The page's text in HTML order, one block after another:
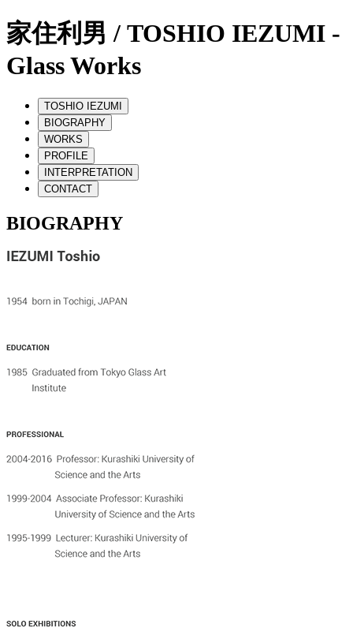
家住利男 / TOSHIO IEZUMI -
Glass Works
TOSHIO IEZUMI
BIOGRAPHY
WORKS
PROFILE
INTERPRETATION
CONTACT
BIOGRAPHY